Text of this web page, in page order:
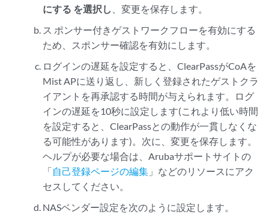
にする を選択し 、変更を保存します。
ス ポンサー付きゲストワークフローを有効にする
ため、スポンサー確認を有効にします。
ログインの遅延を設定すると、ClearPassがCoAを
Mist APに送り返し、新しく登録されたゲストクラ
イアントを再承認する時間が与えられます。ログ
インの遅延を10秒に設定します(これより低い時間
を設定すると、ClearPassとの動作が一貫しなくな
る可能性があります)。次に、変更を保存します。
ヘルプが必要な場合は、Arubaサポートサイトの
「自己登録ページの編集」などのリソースにアク
セスしてください。
NASベンダー設定を次のように設定します。